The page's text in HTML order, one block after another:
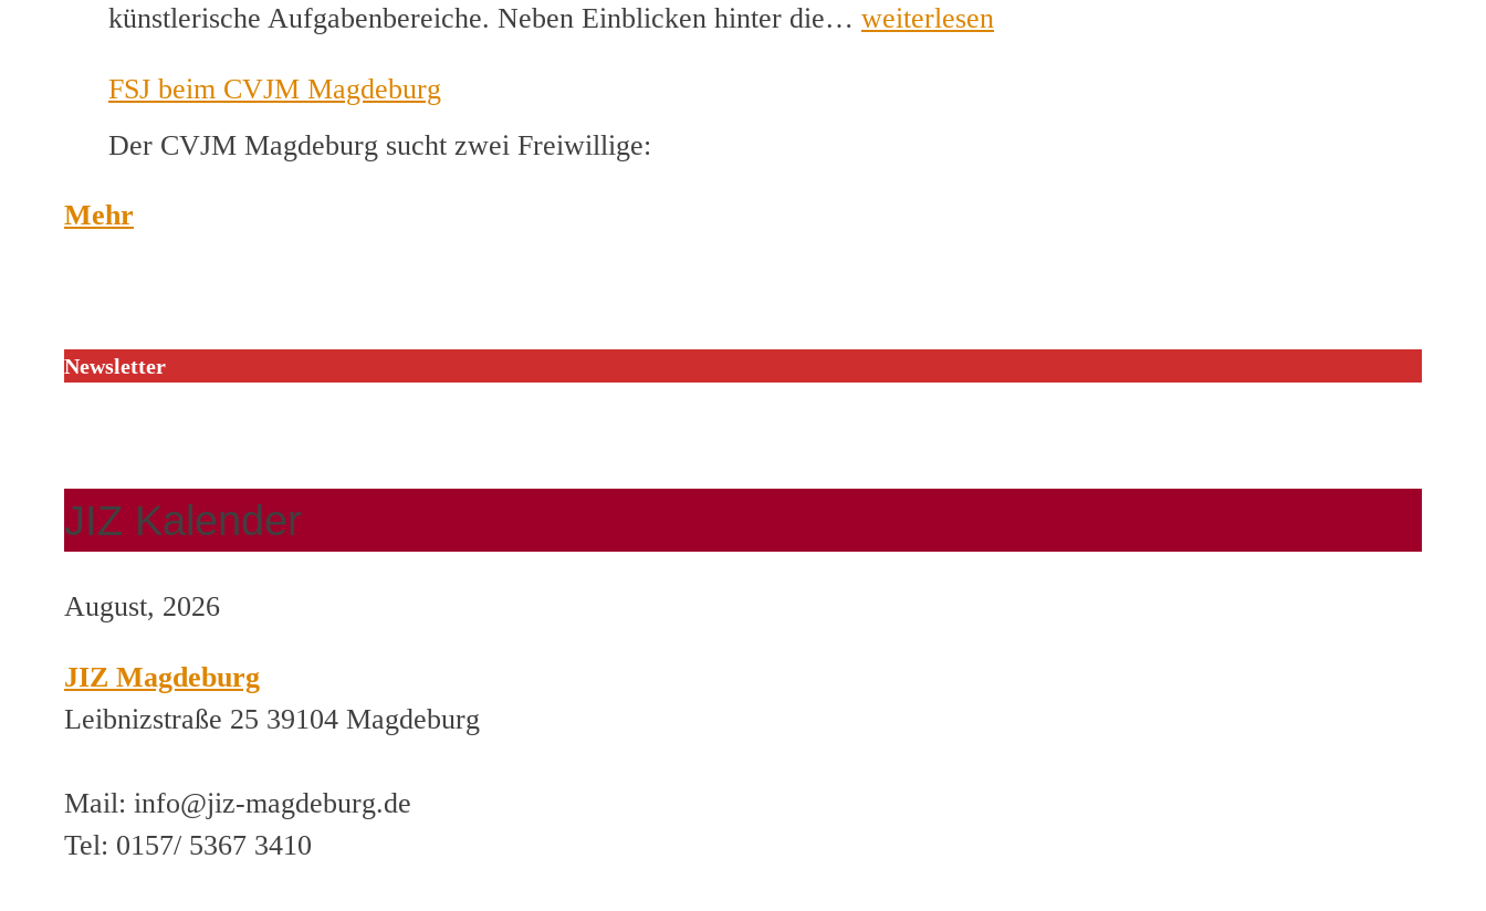
künstlerische Aufgabenbereiche. Neben Einblicken hinter die… Helfer*innen
weiterlesen
FSJ beim CVJM Magdeburg
Der CVJM Magdeburg sucht zwei Freiwillige:
Mehr
Newsletter
JIZ Kalender
August, 2026
JIZ Magdeburg
Leibnizstraße 25 39104 Magdeburg
Mail: info@jiz-magdeburg.de
Tel: 0157/ 5367 3410